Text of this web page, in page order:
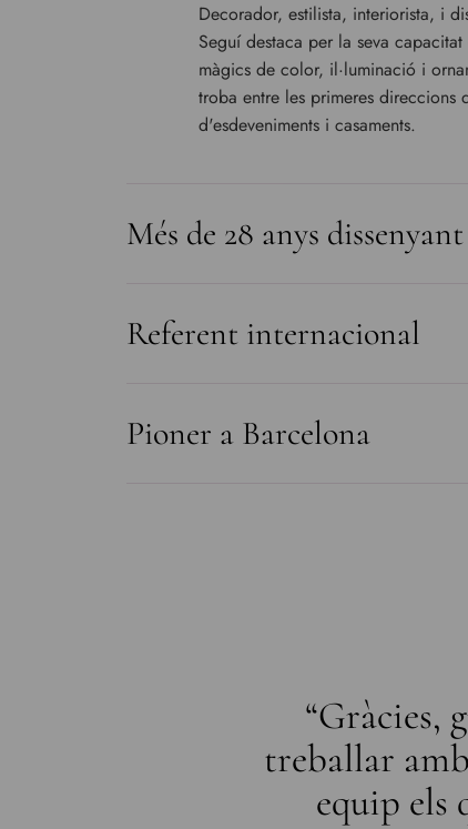
Decorador, estilista, interiorista, i
Seguí destaca per la seva
màgics de color, il·luminació i
troba entre les primeres
d'esdeveniments i casaments.
Més de 28 anys
Referent internacional
Pioner a Barcelona
“Gràcies,
treballar
equip els